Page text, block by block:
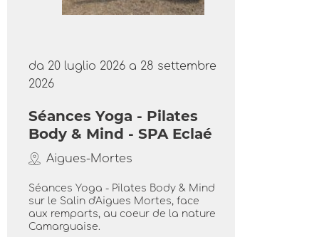
da 20 luglio 2026 a 28 settembre
2026
Séances Yoga - Pilates
Body & Mind - SPA Eclaé
Aigues-Mortes
Séances Yoga - Pilates Body & Mind
sur le Salin d'Aigues Mortes, face
aux remparts, au coeur de la nature
Camarguaise.